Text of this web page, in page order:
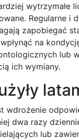
wytrzymałe
Regularne i
zapobiegać
na
lub
ich wymiany.
wdrożenie
dwa razy
lub